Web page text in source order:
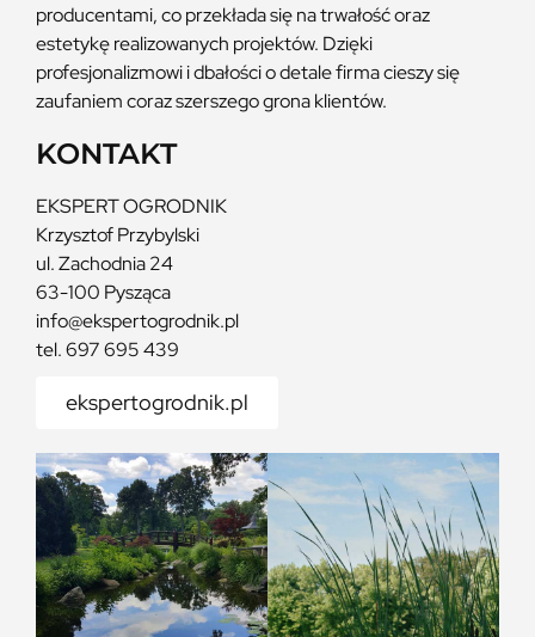
producentami, co przekłada się na trwałość oraz
estetykę realizowanych projektów. Dzięki
profesjonalizmowi i dbałości o detale firma cieszy się
zaufaniem coraz szerszego grona klientów.
KONTAKT
EKSPERT OGRODNIK
Krzysztof Przybylski
ul. Zachodnia 24
63-100 Pysząca
info@ekspertogrodnik.pl
tel. 697 695 439
ekspertogrodnik.pl